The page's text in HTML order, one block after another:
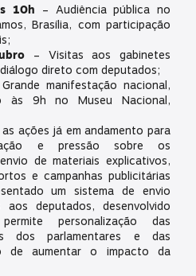
10h – Audiência pública no
Brasília, com participação
– Visitas aos gabinetes
direto com deputados;
manifestação nacional,
às 9h no Museu Nacional,
ações já em andamento para
e pressão sobre os
de materiais explicativos,
e campanhas publicitárias
um sistema de envio
deputados, desenvolvido
personalização das
dos parlamentares e das
de aumentar o impacto da